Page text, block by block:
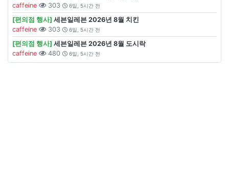
caffeine
303 6일, 5시간 전
[편의점 행사] 세븐일레븐 2026년 8월 치킨
caffeine
303 6일, 5시간 전
[편의점 행사] 세븐일레븐 2026년 8월 도시락
caffeine
480 6일, 5시간 전